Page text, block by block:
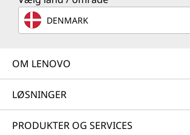
DENMARK
OM LENOVO
LØSNINGER
PRODUKTER OG SERVICES